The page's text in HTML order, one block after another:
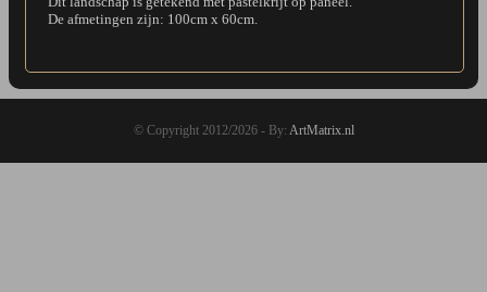
De afmetingen zijn: 100cm x 60cm.
© Copyright 2012/2026 - By: ArtMatrix.nl